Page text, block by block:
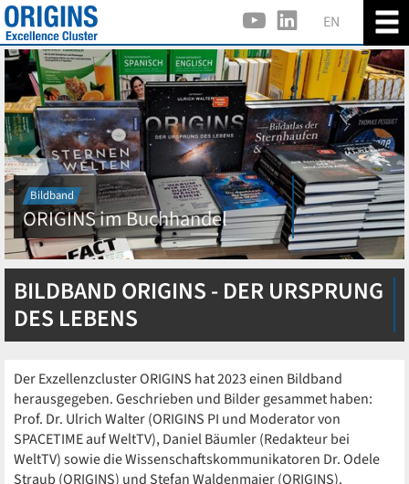
EN
Bildband
ORIGINS im Buchhandel
Previous Next
BILDBAND ORIGINS - DER URSPRUNG
DES LEBENS
Der Exzellenzcluster ORIGINS hat 2023 einen Bildband
herausgegeben. Geschrieben und Bilder gesammet haben:
Prof. Dr. Ulrich Walter (ORIGINS PI und Moderator von
SPACETIME auf WeltTV), Daniel Bäumler (Redakteur bei
WeltTV) sowie die Wissenschaftskommunikatoren Dr. Odele
Straub (ORIGINS) und Stefan Waldenmaier (ORIGINS).